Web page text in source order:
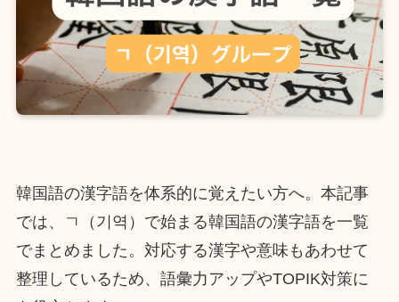
韓国語の漢字語を体系的に覚えたい方へ。本記事
では、ㄱ（기역）で始まる韓国語の漢字語を一覧
でまとめました。対応する漢字や意味もあわせて
整理しているため、語彙力アップやTOPIK対策に